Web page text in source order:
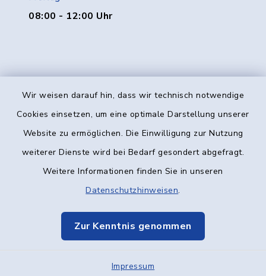
Wir weisen darauf hin, dass wir technisch notwendige
Cookies einsetzen, um eine optimale Darstellung unserer
Website zu ermöglichen. Die Einwilligung zur Nutzung
weiterer Dienste wird bei Bedarf gesondert abgefragt.
Weitere Informationen finden Sie in unseren
Datenschutzhinweisen.
Zur Kenntnis genommen
Impressum
08:00 - 12:00 Uhr
Kontakt
Datenschutz
Elektronische Kommunikation
Sitemap